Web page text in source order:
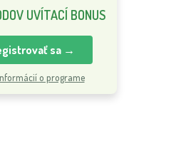
UVÍTACÍ BONUS
sa →
o programe